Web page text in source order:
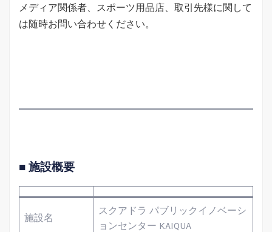
メディア関係者、スポーツ用品店、取引先様に関して
は随時お問い合わせください。
■ 施設概要
施設名
スクアドラ パブリックイノベーシ
ョンセンター KAIQUA